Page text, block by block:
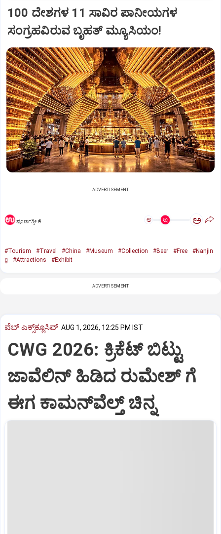
100 ದೇಶಗಳ 11 ಸಾವಿರ ಪಾನೀಯಗಳ
ಸಂಗ್ರಹವಿರುವ ಬೃಹತ್ ಮ್ಯೂಸಿಯಂ!
ADVERTISEMENT
ಪೂರ್ಣಶ್ರೀ.ಕೆ ಅ ಅ
#Tourism #Travel #China #Museum #Collection #Beer #Free
#Nanjin
g
#Attractions #Exhibit
ADVERTISEMENT
ವೆಬ್ ಎಕ್ಸ್‌ಕ್ಲೂಸಿವ್ AUG 1, 2026, 12:25 PM IST
CWG 2026: ಕ್ರಿಕೆಟ್‌ ಬಿಟ್ಟು
ಜಾವೆಲಿನ್‌ ಹಿಡಿದ ರುಮೇಶ್‌ ಗೆ
ಈಗ ಕಾಮನ್‌ವೆಲ್ತ್‌ ಚಿನ್ನ